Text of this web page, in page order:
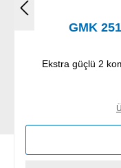
GMK
Ekstra güçlü 2